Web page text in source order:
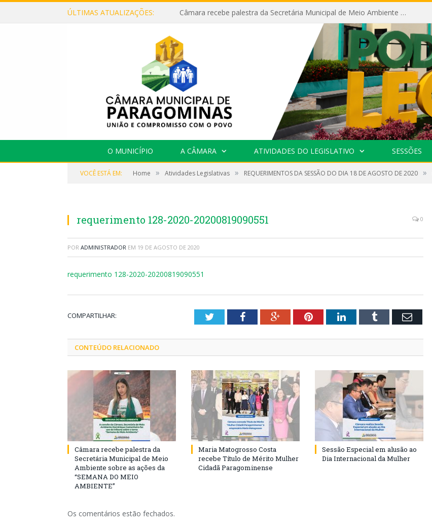
ÚLTIMAS ATUALIZAÇÕES: Câmara recebe palestra da Secretária Municipal de Meio Ambiente sobre as ações da “SEMANA DO MEIO AMBIENTE”
O MUNICÍPIO A CÂMARA ATIVIDADES DO LEGISLATIVO SESSÕES
VOCÊ ESTÁ EM: Home » Atividades Legislativas » REQUERIMENTOS DA SESSÃO DO DIA 18 DE AGOSTO DE 2020 »
requerimento 128-2020-20200819090551 0
POR ADMINISTRADOR EM 19 DE AGOSTO DE 2020
requerimento 128-2020-20200819090551
COMPARTILHAR: TwitterFacebookGoogle+PinterestLinkedInTumblr Email
CONTEÚDO RELACIONADO
Câmara recebe palestra da
Secretária Municipal de Meio
Ambiente sobre as ações da
“SEMANA DO MEIO
AMBIENTE”
Maria Matogrosso Costa
recebe Título de Mérito Mulher
Cidadã Paragominense
Sessão Especial em alusão ao
Dia Internacional da Mulher
Os comentários estão fechados.